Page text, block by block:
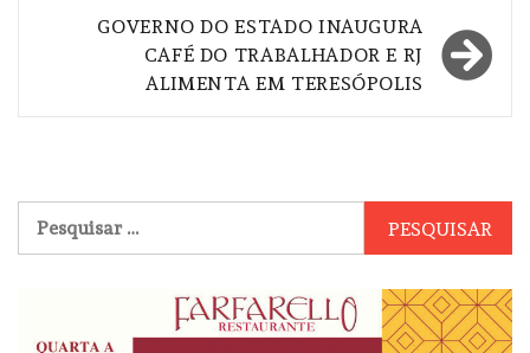
GOVERNO DO ESTADO INAUGURA
CAFÉ DO TRABALHADOR E RJ
ALIMENTA EM TERESÓPOLIS
por: